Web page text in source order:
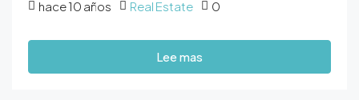
hace 10 años Real Estate 0
Lee mas